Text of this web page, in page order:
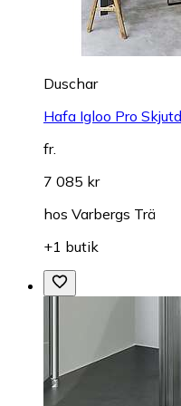
Duschar
Hafa Igloo Pro
fr.
7 085 kr
hos Varbergs Trä
+1 butik